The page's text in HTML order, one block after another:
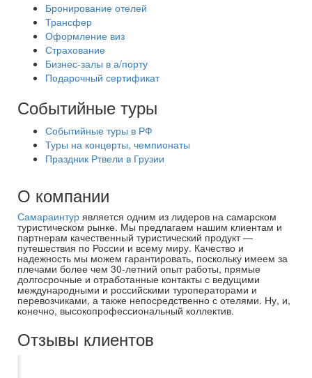
Бронирование отелей
Трансфер
Оформление виз
Страхование
Бизнес-залы в а/порту
Подарочный сертификат
Событийные туры
Событийные туры в РФ
Туры на концерты, чемпионаты
Праздник Ртвели в Грузии
О компании
Самараинтур является одним из лидеров на самарском
туристическом рынке. Мы предлагаем нашим клиентам и
партнерам качественный туристический продукт —
путешествия по России и всему миру. Качество и
надежность мы можем гарантировать, поскольку имеем за
плечами более чем 30-летний опыт работы, прямые
долгосрочные и отработанные контакты с ведущими
международными и российскими туроператорами и
перевозчиками, а также непосредственно с отелями. Ну, и,
конечно, высокопрофессиональный коллектив.
Отзывы клиентов